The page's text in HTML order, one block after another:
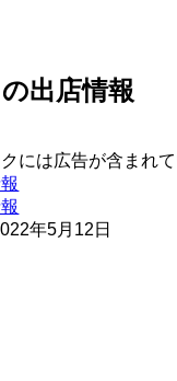
出店情報
には広告が含まれて
年5月12日